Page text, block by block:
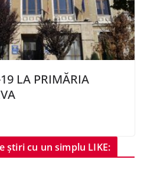
LA PRIMĂRIA
știri cu un simplu LIKE: